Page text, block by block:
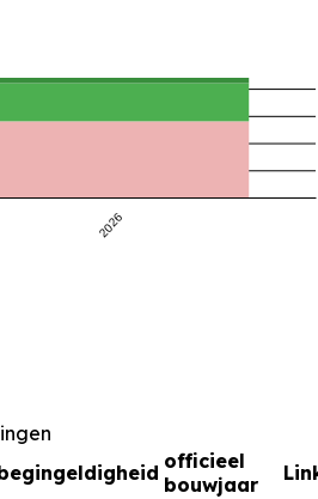
2026
officieel
bouwjaar